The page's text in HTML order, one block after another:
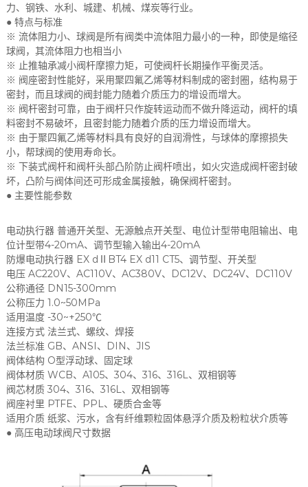
力、钢铁、水利、城建、机械、煤炭等行业。
● 特点与标准
※ 流体阻力小、球阀是所有阀类中流体阻力最小的一种，即使是缩径
球阀，其流体阻力也相当小
※ 止推轴承减小阀杆摩擦力矩，可使阀杆长期操作平衡灵活。
※ 阀座密封性能好，采用聚四氟乙烯等材料制成的密封圈，结构易于
密封，而且球阀的阀封能力随着介质压力的增设而增大。
※ 阀杆密封可靠，由于阀杆只作旋转运动而不做升降运动，阀杆的填
料密封不易破坏，且密封能力随着介质的压力增设而增大。
※ 由于聚四氟乙烯等材料具有良好的自润滑性，与球体的摩擦损失
小，帮球阀的使用寿命长。
※ 下装式阀杆和阀杆头部凸阶防止阀杆喷出，如火灾造成阀杆密封破
坏，凸阶与阀体间还可形成金属接触，确保阀杆密封。
● 主要性能参数
电动执行器 普通开关型、无源触点开关型、电位计型带电阻输出、电
位计型带4-20mA、调节型输入输出4-20mA
防爆电动执行器 EX dⅡBT4 EX d11 CT5、调节型、开关型
电压 AC220V、AC110V、AC380V、DC12V、DC24V、DC110V
公称通径 DN15-300mm
公称压力 1.0~50MPa
适用温度 -30~+250℃
连接方式 法兰式、螺纹、焊接
法兰标准 GB、ANSI、DIN、JIS
阀体结构 O型浮动球、固定球
阀体材质 WCB、A105、304、316、316L、双相钢等
阀芯材质 304、316、316L、双相钢等
阀座衬里 PTFE、PPL、硬质合金等
适用介质 纸浆、污水，含有纤维颗粒固体悬浮介质及粉粒状介质等
● 高压电动球阀尺寸数据